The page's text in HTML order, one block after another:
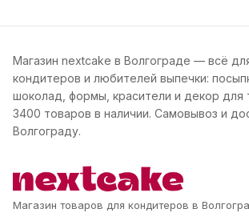
Магазин nextcake в Волгограде — всё
кондитеров и любителей выпечки:
шоколад, формы, красители и декор для
3400 товаров в наличии. Самовывоз и
Волгограду.
Магазин товаров для кондитеров в